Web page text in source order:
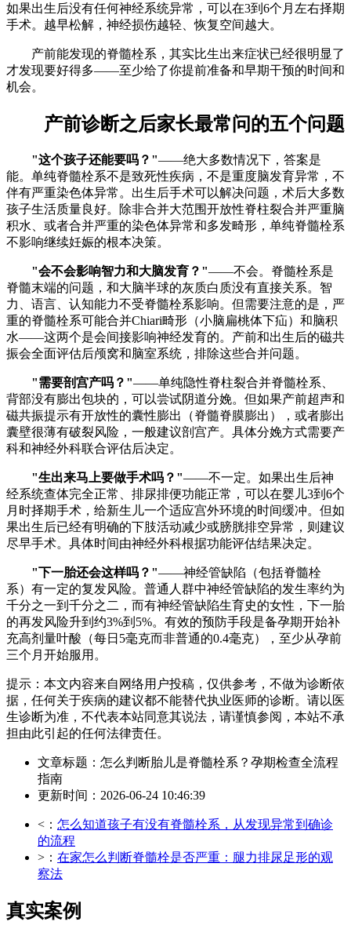
如果出生后没有任何神经系统异常，可以在3到6个月左右择期
手术。越早松解，神经损伤越轻、恢复空间越大。
产前能发现的脊髓栓系，其实比生出来症状已经很明显了
才发现要好得多——至少给了你提前准备和早期干预的时间和
机会。
产前诊断之后家长最常问的五个问题
"这个孩子还能要吗？"——绝大多数情况下，答案是
能。单纯脊髓栓系不是致死性疾病，不是重度脑发育异常，不
伴有严重染色体异常。出生后手术可以解决问题，术后大多数
孩子生活质量良好。除非合并大范围开放性脊柱裂合并严重脑
积水、或者合并严重的染色体异常和多发畸形，单纯脊髓栓系
不影响继续妊娠的根本决策。
"会不会影响智力和大脑发育？"——不会。脊髓栓系是
脊髓末端的问题，和大脑半球的灰质白质没有直接关系。智
力、语言、认知能力不受脊髓栓系影响。但需要注意的是，严
重的脊髓栓系可能合并Chiari畸形（小脑扁桃体下疝）和脑积
水——这两个是会间接影响神经发育的。产前和出生后的磁共
振会全面评估后颅窝和脑室系统，排除这些合并问题。
"需要剖宫产吗？"——单纯隐性脊柱裂合并脊髓栓系、
背部没有膨出包块的，可以尝试阴道分娩。但如果产前超声和
磁共振提示有开放性的囊性膨出（脊髓脊膜膨出），或者膨出
囊壁很薄有破裂风险，一般建议剖宫产。具体分娩方式需要产
科和神经外科联合评估后决定。
"生出来马上要做手术吗？"——不一定。如果出生后神
经系统查体完全正常、排尿排便功能正常，可以在婴儿3到6个
月时择期手术，给新生儿一个适应宫外环境的时间缓冲。但如
果出生后已经有明确的下肢活动减少或膀胱排空异常，则建议
尽早手术。具体时间由神经外科根据功能评估结果决定。
"下一胎还会这样吗？"——神经管缺陷（包括脊髓栓
系）有一定的复发风险。普通人群中神经管缺陷的发生率约为
千分之一到千分之二，而有神经管缺陷生育史的女性，下一胎
的再发风险升到约3%到5%。有效的预防手段是备孕期开始补
充高剂量叶酸（每日5毫克而非普通的0.4毫克），至少从孕前
三个月开始服用。
提示：本文内容来自网络用户投稿，仅供参考，不做为诊断依
据，任何关于疾病的建议都不能替代执业医师的诊断。请以医
生诊断为准，不代表本站同意其说法，请谨慎参阅，本站不承
担由此引起的任何法律责任。
文章标题：怎么判断胎儿是脊髓栓系？孕期检查全流程
指南
更新时间：2026-06-24 10:46:39
<： 怎么知道孩子有没有脊髓栓系，从发现异常到确诊
的流程
>： 在家怎么判断脊髓栓是否严重：腿力排尿足形的观
察法
真实案例